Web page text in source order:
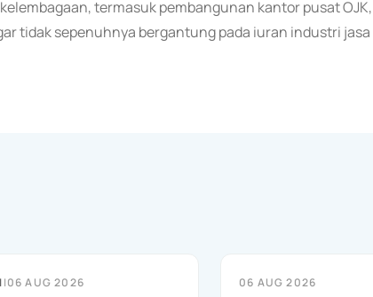
termasuk pembangunan kantor pusat OJK,
tidak sepenuhnya bergantung pada iuran industri jasa
|06 AUG 2026 06 AUG 2026